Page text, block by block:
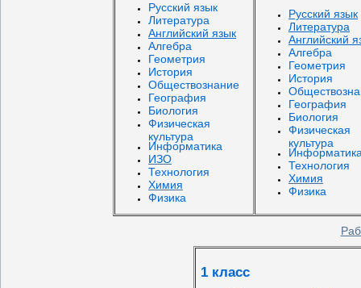
Русский язык
Литература
Английский язык
Алгебра
Геометрия
История
Обществознание
География
Биология
Физическая
культура
Информатика
ИЗО
Технология
Химия
Физика
Русский язык
Литература
Английский
Алгебра
Геометрия
История
География
Биология
Физическая
культура
Технология
Химия
Физика
1 класс